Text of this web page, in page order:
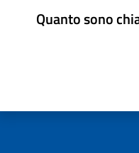
Quanto sono